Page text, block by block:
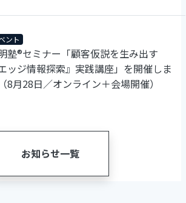
ント
塾®セミナー「顧客仮説を生み出す
エッジ情報探索』実践講座」を開催しま
8月28日／オンライン＋会場開催）
お知らせ一覧